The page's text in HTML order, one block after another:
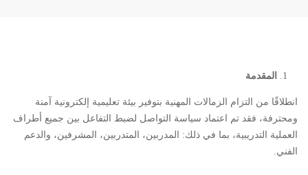
المقدمة
انطلاقًا من التزام الزمالات المهنية بتوفير بيئة تعليمية إلكترونية آمنة
ومحترفة، فقد تم اعتماد سياسة التواصل لضبط التفاعل بين جميع أطراف
العملية التدريبية، بما في ذلك: المدربين، المتدربين، المشرفين، والدعم
الفني.